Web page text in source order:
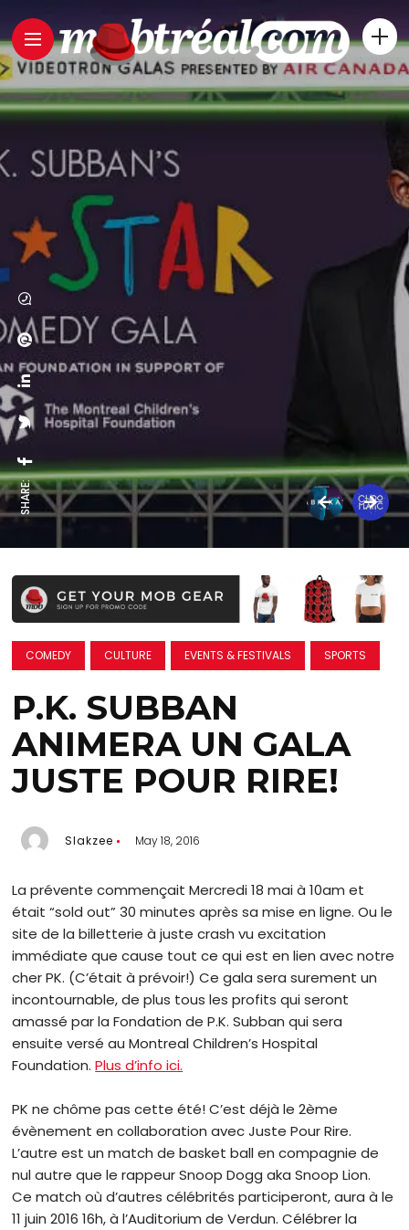
SHARE:
COMEDY CULTURE EVENTS & FESTIVALS SPORTS
P.K. SUBBAN
ANIMERA UN GALA
JUSTE POUR RIRE!
Slakzee May 18, 2016
La prévente commençait Mercredi 18 mai à 10am et
était “sold out” 30 minutes après sa mise en ligne. Ou le
site de la billetterie à juste crash vu excitation
immédiate que cause tout ce qui est en lien avec notre
cher PK. (C’était à prévoir!) Ce gala sera surement un
incontournable, de plus tous les profits qui seront
amassé par la Fondation de P.K. Subban qui sera
ensuite versé au Montreal Children’s Hospital
Foundation.Plus d’info ici.
PK ne chôme pas cette été! C’est déjà le 2ème
évènement en collaboration avec Juste Pour Rire.
L’autre est un match de basket ball en compagnie de
nul autre que le rappeur Snoop Dogg aka Snoop Lion.
Ce match où d’autres célébrités participeront, aura à le
11 juin 2016 16h, à l’Auditorium de Verdun. Célébrer la